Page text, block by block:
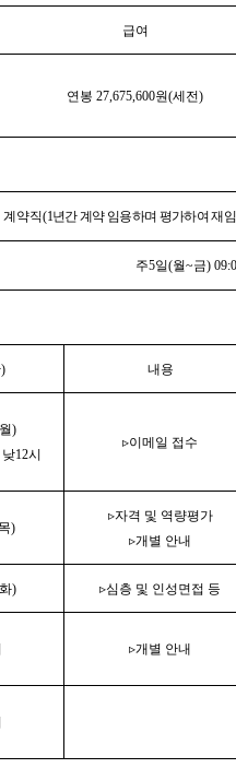
급여
연봉 27,675,600원(세전)
계약직(1년간 계약 임용하며 평가하여 재
주5일(월~금)
) 내용
월)
낮12시
▹이메일 접수
)
▹자격 및 역량평가
▹개별 안내
화) ▹심층 및 인성면접 등
▹개별 안내